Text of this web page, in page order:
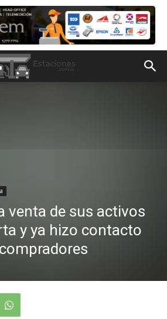
venta de sus activos
y ya hizo contacto